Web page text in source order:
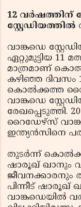
12 വർഷത്തിന്
സ്റ്റേഡിയത്തിൽ
വാങ്കഡെ
ഏറ്റുമുട്ടിയ 11
മാത്രമാണ്
കഴിഞ്ഞ ദിവസം
കൊൽക്കത്ത
വാങ്കഡെ
രേഖപ്പെടുത്തി.
റൈഡേഴ്‌സ്
ഇന്ത്യൻസിനെ
തുടർന്ന്
ഷാരൂഖ് ഖാനും
ജീവനക്കാരനും
പിന്നീട് ഷാരൂഖ്
വാങ്കഡെയിൽ